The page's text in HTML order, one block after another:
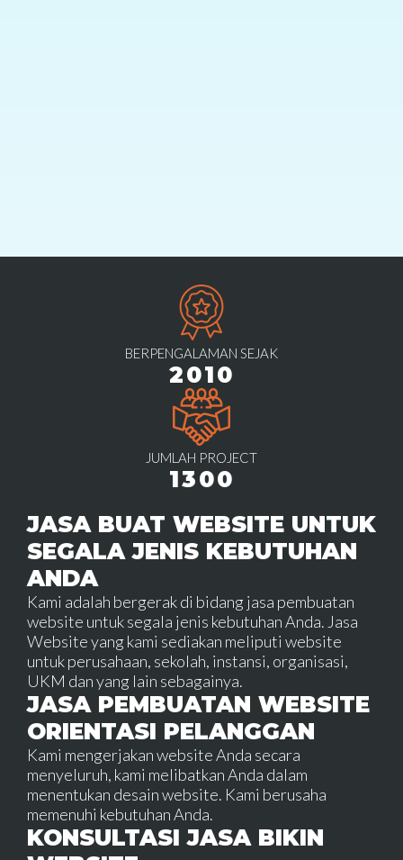
BERPENGALAMAN SEJAK
2010
JUMLAH PROJECT
1300
JASA BUAT WEBSITE UNTUK
SEGALA JENIS KEBUTUHAN
ANDA
Kami adalah bergerak di bidang jasa pembuatan
website untuk segala jenis kebutuhan Anda. Jasa
Website yang kami sediakan meliputi website
untuk perusahaan, sekolah, instansi, organisasi,
UKM dan yang lain sebagainya.
JASA PEMBUATAN WEBSITE
ORIENTASI PELANGGAN
Kami mengerjakan website Anda secara
menyeluruh, kami melibatkan Anda dalam
menentukan desain website. Kami berusaha
memenuhi kebutuhan Anda.
KONSULTASI JASA BIKIN